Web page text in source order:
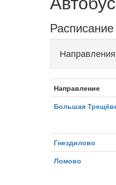
Направления
Направление
Большая
Гнездилово
Ломово